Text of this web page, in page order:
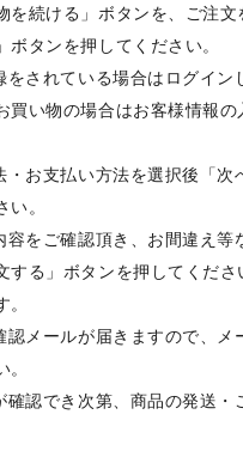
を続ける」ボタンを、ご注
ボタンを押してください。
をされている場合はログイン
買い物の場合はお客様情報の
・お支払い方法を選択後「次
い。
容をご確認頂き、お間違え等
する」ボタンを押してくださ
。
認メールが届きますので、メ
。
確認でき次第、商品の発送・